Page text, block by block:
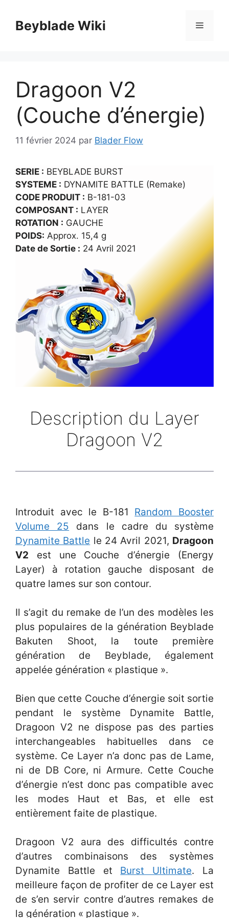
contenuBeyblade Wiki Menu
Dragoon V2
(Couche d’énergie)
11 février 2024 par Blader Flow
SERIE : BEYBLADE BURST
SYSTEME : DYNAMITE BATTLE (Remake)
CODE PRODUIT : B-181-03
COMPOSANT : LAYER
ROTATION : GAUCHE
POIDS: Approx. 15,4 g
Date de Sortie : 24 Avril 2021
Description du Layer
Dragoon V2
Introduit avec le B-181 Random Booster
Volume 25 dans le cadre du système
Dynamite Battle le 24 Avril 2021, Dragoon
V2 est une Couche d’énergie (Energy
Layer) à rotation gauche disposant de
quatre lames sur son contour.
Il s’agit du remake de l’un des modèles les
plus populaires de la génération Beyblade
Bakuten Shoot, la toute première
génération de Beyblade, également
appelée génération « plastique ».
Bien que cette Couche d’énergie soit sortie
pendant le système Dynamite Battle,
Dragoon V2 ne dispose pas des parties
interchangeables habituelles dans ce
système. Ce Layer n’a donc pas de Lame,
ni de DB Core, ni Armure. Cette Couche
d’énergie n’est donc pas compatible avec
les modes Haut et Bas, et elle est
entièrement faite de plastique.
Dragoon V2 aura des difficultés contre
d’autres combinaisons des systèmes
Dynamite Battle et Burst Ultimate. La
meilleure façon de profiter de ce Layer est
de s’en servir contre d’autres remakes de
la génération « plastique ».